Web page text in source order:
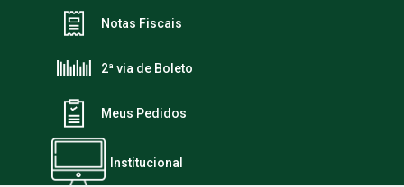
Notas Fiscais
2ª via de Boleto
Meus Pedidos
Institucional